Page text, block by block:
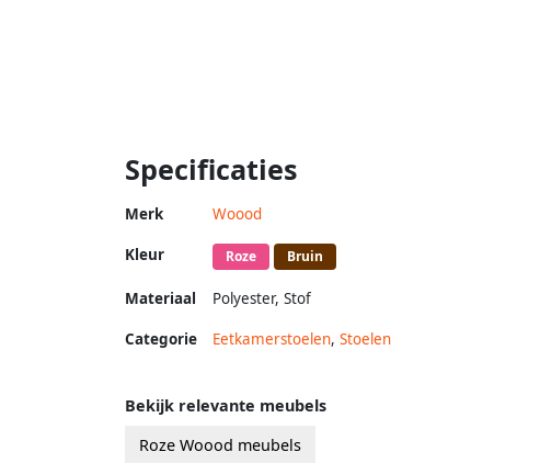
Specificaties
Merk Woood
Kleur Roze Bruin
Materiaal Polyester, Stof
Categorie Eetkamerstoelen, Stoelen
Bekijk relevante meubels
Roze Woood meubels